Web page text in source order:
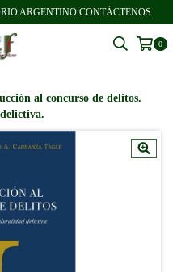
ARGENTINO CONTÁCTENOS
0
al concurso de delitos.